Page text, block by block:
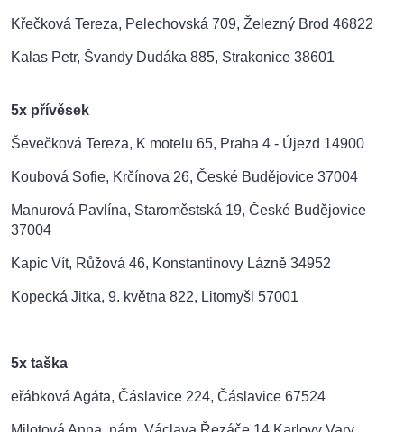
Křečková Tereza, Pelechovská 709, Železný Brod 46822
Kalas Petr, Švandy Dudáka 885, Strakonice 38601
5x přívěsek
Ševečková Tereza, K motelu 65, Praha 4 - Újezd 14900
Koubová Sofie, Krčínova 26, České Budějovice 37004
Manurová Pavlína, Staroměstská 19, České Budějovice
37004
Kapic Vít, Růžová 46, Konstantinovy Lázně 34952
Kopecká Jitka, 9. května 822, Litomyšl 57001
5x taška
eřábková Agáta, Čáslavice 224, Čáslavice 67524